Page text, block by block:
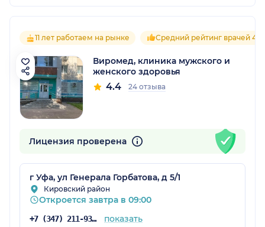
11 лет работаем на рынке Средний рейтинг врачей 4.4
Виромед, клиника мужского и
женского здоровья
4.4 24 отзыва
Лицензия проверена
г Уфа, ул Генерала Горбатова, д 5/1
Кировский район
Откроется завтра в 09:00
+7 (347) 211-93-65 показать